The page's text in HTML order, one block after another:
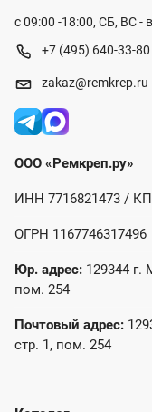
с 09:00 -18:00, СБ, ВС -
+7 (495) 640-33-80
zakaz@remkrep.ru
ООО «Ремкреп.ру»
ИНН 7716821473 /
ОГРН 1167746317496
Юр. адрес: 129344 г.
пом. 254
Почтовый адрес:
стр. 1, пом. 254